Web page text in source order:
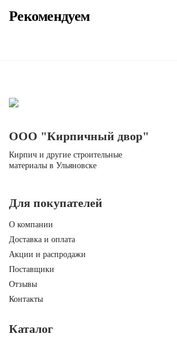
Рекомендуем
ООО "Кирпичный двор"
Кирпич и другие строительные
материалы в Ульяновске
Для покупателей
О компании
Доставка и оплата
Акции и распродажи
Поставщики
Отзывы
Контакты
Каталог